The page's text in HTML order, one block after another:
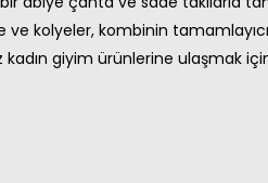
ve kolyeler, kombinin
giyim ürünlerine ulaşmak